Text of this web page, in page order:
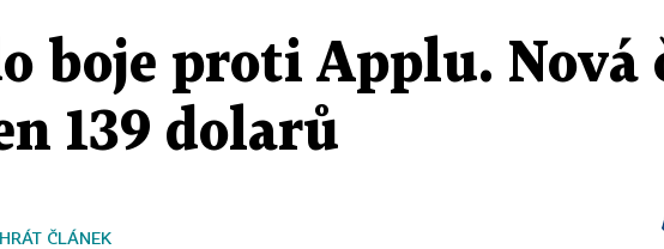
boje proti Applu. Nová
139 dolarů
ČLÁNEK